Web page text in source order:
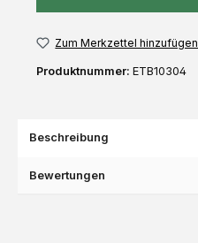
Zum Merkzettel hinzufügen
Produktnummer: ETB10304
Beschreibung
Bewertungen